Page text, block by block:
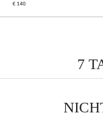
€ 140
7